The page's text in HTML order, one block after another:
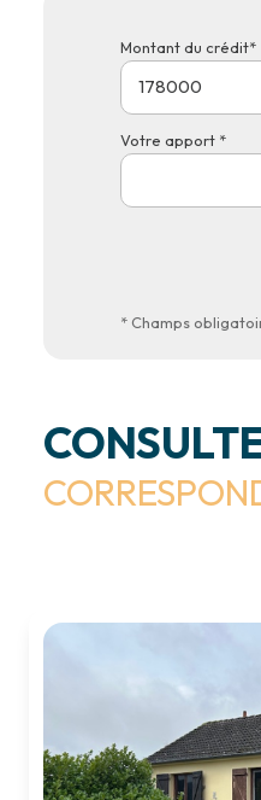
Montant du crédit*
Votre apport *
* Champs